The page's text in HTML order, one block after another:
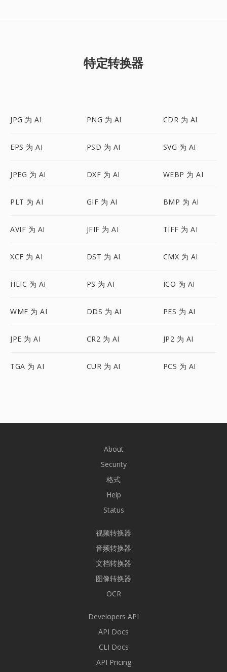
特定转换器
JPG 为 AI PNG 为 AI CDR 为 AI
EPS 为 AI PSD 为 AI SVG 为 AI
JPEG 为 AI DXF 为 AI WEBP 为 AI
PLT 为 AI GIF 为 AI BMP 为 AI
AVIF 为 AI JFIF 为 AI TIFF 为 AI
XCF 为 AI DST 为 AI CMX 为 AI
HEIC 为 AI PS 为 AI ICO 为 AI
WMF 为 AI DDS 为 AI PES 为 AI
JPE 为 AI CR2 为 AI JP2 为 AI
TGA 为 AI CUR 为 AI PCS 为 AI
About
Security
格式
Help
Status
视频转换器
音频转换器
文档转换器
图像转换器
OCR
Developers API
API Docs
CLI Docs
API Pricing